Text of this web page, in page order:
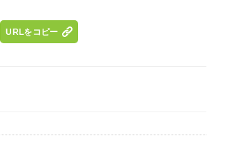
URLをコピー